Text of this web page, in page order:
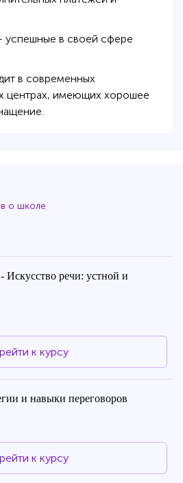
успешные в своей сфере
в современных
центрах, имеющих хорошее
о школе
речи: устной и
к курсу
и навыки переговоров
к курсу